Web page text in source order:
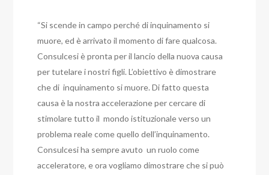
“Si scende in campo perché di inquinamento si
muore, ed è arrivato il momento di fare qualcosa.
Consulcesi è pronta per il lancio della nuova causa
per tutelare i nostri figli. L’obiettivo è dimostrare
che di inquinamento si muore. Di fatto questa
causa è la nostra accelerazione per cercare di
stimolare tutto il mondo istituzionale verso un
problema reale come quello dell’inquinamento.
Consulcesi ha sempre avuto un ruolo come
acceleratore, e ora vogliamo dimostrare che si può